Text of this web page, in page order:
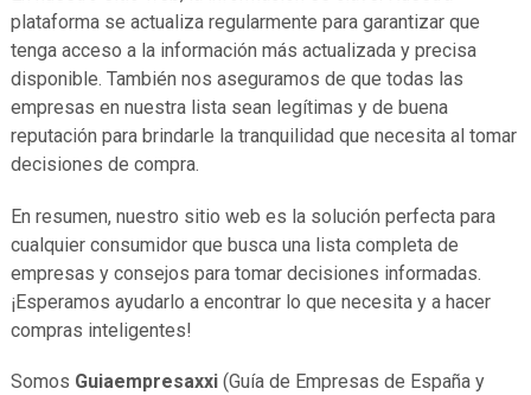
plataforma se actualiza regularmente para garantizar que
tenga acceso a la información más actualizada y precisa
disponible. También nos aseguramos de que todas las
empresas en nuestra lista sean legítimas y de buena
reputación para brindarle la tranquilidad que necesita al tomar
decisiones de compra.
En resumen, nuestro sitio web es la solución perfecta para
cualquier consumidor que busca una lista completa de
empresas y consejos para tomar decisiones informadas.
¡Esperamos ayudarlo a encontrar lo que necesita y a hacer
compras inteligentes!
Somos Guiaempresaxxi(Guía de Empresas de España y